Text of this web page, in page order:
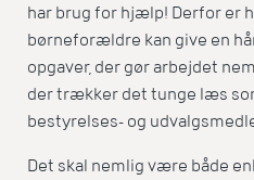
har brug for hjælp! Derfor er
børneforældre kan give en
opgaver, der gør arbejdet
der trækker det tunge læs
bestyrelses- og
Det skal nemlig være både